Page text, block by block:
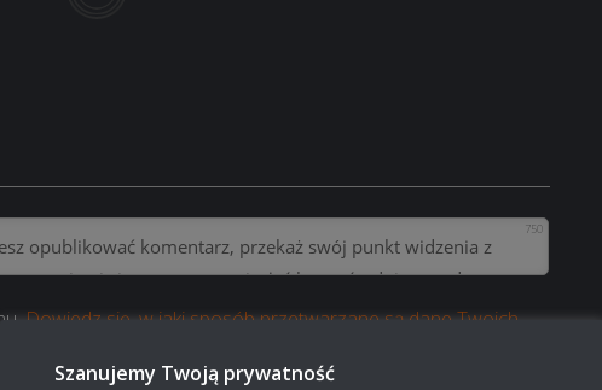
750
Dowiedz się, w jaki sposób przetwarzane są dane Twoich
Szanujemy Twoją prywatność